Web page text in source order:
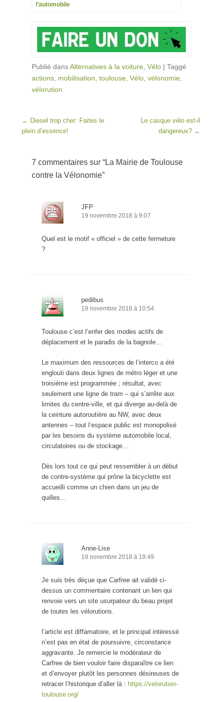
l’automobile
Publié dansAlternatives à la voiture Vélo | Taggé
actions mobilisation toulouse Vélo vélonomie
vélorution
Post navigation
← Diesel trop cher: Faites le
plein d’essence!
Le casque vélo est-il
dangereux? →
7 commentaires sur “La Mairie de Toulouse
contre la Vélonomie”
JFP
19 novembre 2018 à 9:07
Quel est le motif « officiel » de cette fermeture
?
pedibus
19 novembre 2018 à 10:54
Toulouse c’est l’enfer des modes actifs de
déplacement et le paradis de la bagnole…
Le maximum des ressources de l’interco a été
englouti dans deux lignes de métro léger et une
troisième est programmée ; résultat, avec
seulement une ligne de tram – qui s’arrête aux
limites du centre-ville, et qui diverge au-delà de
la ceinture autoroutière au NW, avec deux
antennes – tout l’espace public est monopolisé
par les besoins du système automobile local,
circulatoires ou de stockage…
Dès lors tout ce qui peut ressembler à un début
de contre-système qui prône la bicyclette est
accueilli comme un chien dans un jeu de
quilles…
Anne-Lise
19 novembre 2018 à 19:49
Je suis très déçue que Carfree ait validé ci-
dessus un commentaire contenant un lien qui
renvoie vers un site usurpateur du beau projet
de toutes les vélorutions.
l’article est diffamatoire, et le principal intéressé
n’est pas en état de poursuivre, circonstance
aggravante. Je remercie le modérateur de
Carfree de bien vouloir faire disparaître ce lien
et d’envoyer plutôt les personnes désireuses de
retracer l’historique d’aller là : https://velorution-
toulouse.org/